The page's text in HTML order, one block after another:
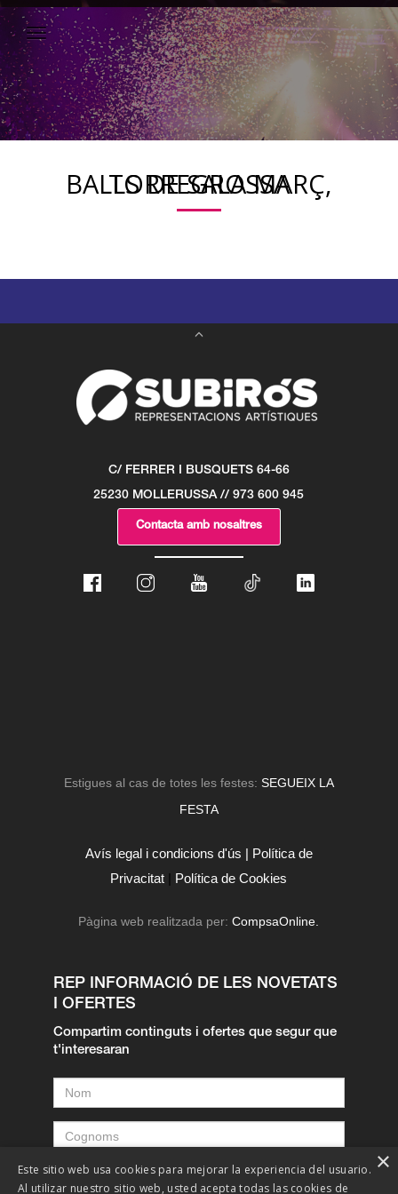
BALLS DE SALA MARÇ, TORREGROSSA
C/ FERRER I BUSQUETS 64-66
25230 MOLLERUSSA // 973 600 945
Contacta amb nosaltres
Estigues al cas de totes les festes: SEGUEIX LA
FESTA
Avís legal i condicions d'ús | Política de
Privacitat | Política de Cookies
Pàgina web realitzada per:CompsaOnline.
REP INFORMACIÓ DE LES NOVETATS
I OFERTES
Compartim continguts i ofertes que segur que
t'interesaran
×
Este sitio web usa cookies para mejorar la experiencia del usuario.
Al utilizar nuestro sitio web, usted acepta todas las cookies de